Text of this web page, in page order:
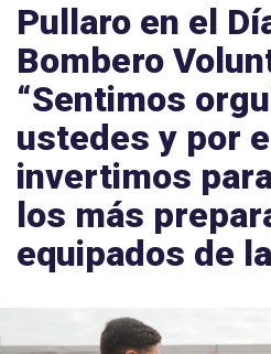
Pullaro en el
Bombero
“Sentimos
ustedes y por
invertimos
los más
equipados de